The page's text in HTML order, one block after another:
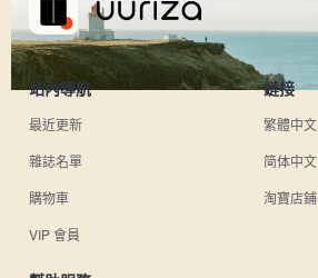
站內導航
最近更新
雜誌名單
購物車
VIP 會員
鏈接
繁體中文
简体中文
淘寶店鋪